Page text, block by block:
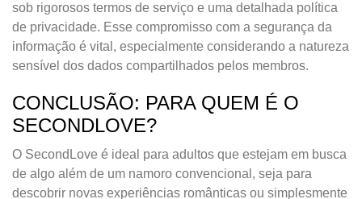
sob rigorosos termos de serviço e uma detalhada política
de privacidade. Esse compromisso com a segurança da
informação é vital, especialmente considerando a natureza
sensível dos dados compartilhados pelos membros.
CONCLUSÃO: PARA QUEM É O
SECONDLOVE?
O SecondLove é ideal para adultos que estejam em busca
de algo além de um namoro convencional, seja para
descobrir novas experiências românticas ou simplesmente